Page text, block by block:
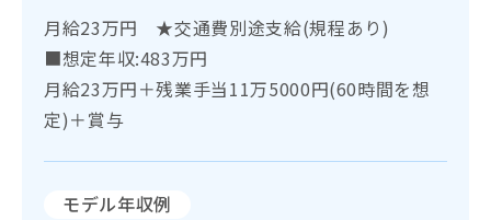
月給23万円 ★交通費別途支給(規程あり)
■想定年収:483万円
月給23万円＋残業手当11万5000円(60時間を想
定)＋賞与
モデル年収例